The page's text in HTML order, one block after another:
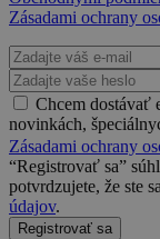
Zásadami ochrany
Chcem dostávať
novinkách,
Zásadami ochrany
“Registrovať sa”
potvrdzujete, že ste
údajov.
Registrovať sa